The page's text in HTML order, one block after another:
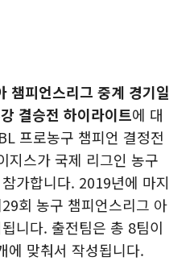
피언스리그 중계 경기일
결승전 하이라이트에 대
프로농구 챔피언 결정전
지스가 국제 리그인 농구
가합니다. 2019년에 마지
회 농구 챔피언스리그 아
니다. 출전팀은 총 8팀이
에 맞춰서 작성됩니다.